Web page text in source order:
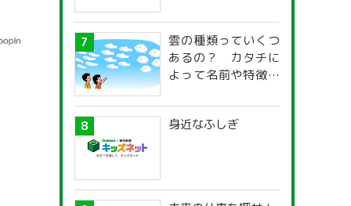
雲の種類っていくつ
あるの？ カタチに
よって名前や特徴が
身近なふしぎ